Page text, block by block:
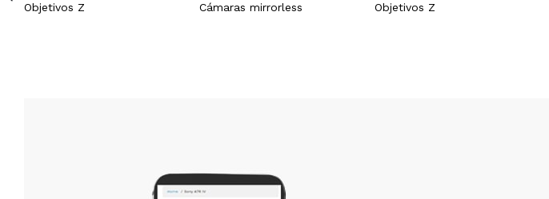
Objetivos Z
Cámaras mirrorless
Objetivos Z